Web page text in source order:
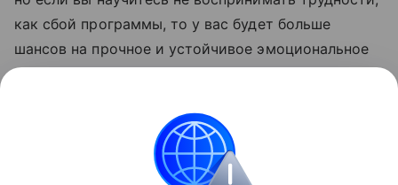
как сбой программы, то у вас будет больше
шансов на прочное и устойчивое эмоциональное
благополучие, чем у тех, кто непрерывно гонится